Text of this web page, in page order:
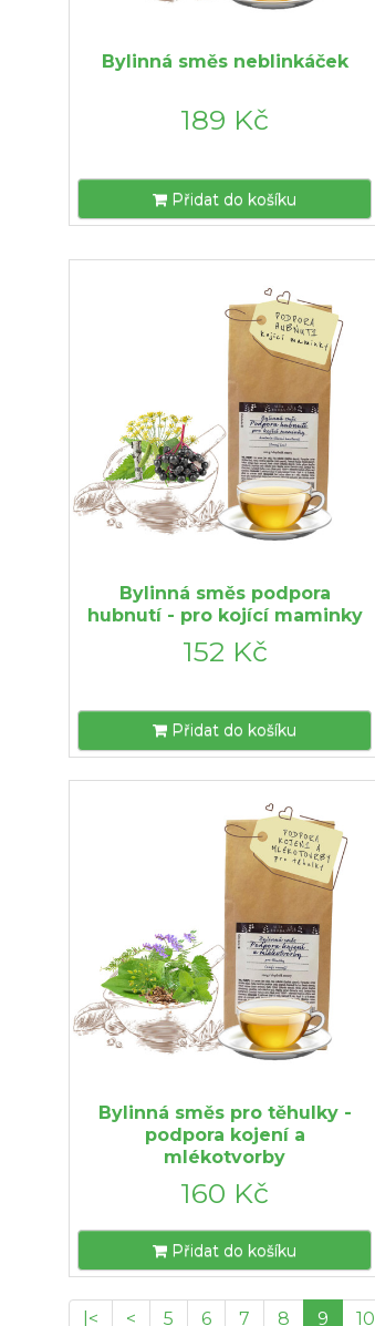
Bylinná směs neblinkáček
189 Kč
Přidat do košíku
Bylinná směs podpora
hubnutí - pro kojící maminky
152 Kč
Přidat do košíku
Bylinná směs pro těhulky -
podpora kojení a
mlékotvorby
160 Kč
Přidat do košíku
|< < 5 6 7 8 9 10